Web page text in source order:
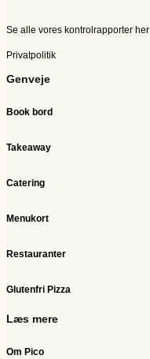
Se alle vores kontrolrapporter her
Privatpolitik
Genveje
Book bord
Takeaway
Catering
Menukort
Restauranter
Glutenfri Pizza
Læs mere
Om Pico